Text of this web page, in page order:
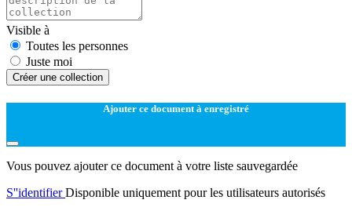
Visible à
Toutes les personnes
Juste moi
Créer une collection
Ajouter ce document à enregistré
Vous pouvez ajouter ce document à votre liste sauvegardée
S''identifierDisponible uniquement pour les utilisateurs autorisés